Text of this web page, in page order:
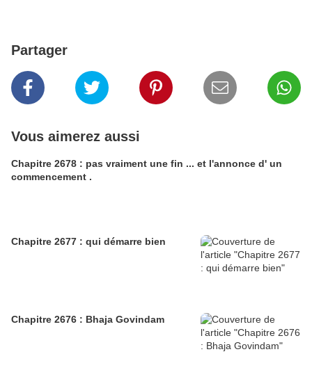
Partager
Vous aimerez aussi
Chapitre 2678 : pas vraiment une fin ... et l'annonce d' un
commencement .
Chapitre 2677 : qui démarre bien
Chapitre 2676 : Bhaja Govindam